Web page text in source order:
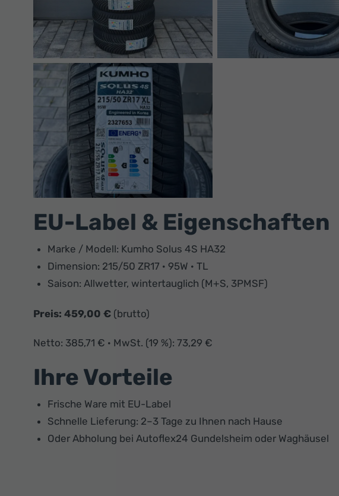
EU-Label & Eigenschaften
Marke / Modell: Kumho Solus 4S HA32
Dimension: 215/50 ZR17 · 95W · TL
Saison: Allwetter, wintertauglich (M+S, 3PMSF)
Preis: 459,00 € (brutto)
Netto: 385,71 € · MwSt. (19 %): 73,29 €
Ihre Vorteile
Frische Ware mit EU-Label
Schnelle Lieferung: 2–3 Tage zu Ihnen nach Hause
Oder Abholung bei Autoflex24 Gundelsheim oder Waghäusel